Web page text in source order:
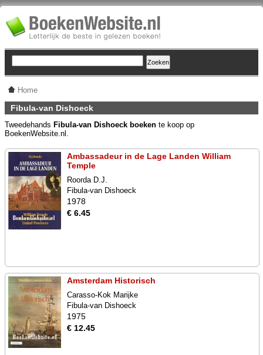
Home
Fibula-van Dishoeck
Tweedehands Fibula-van Dishoeck boeken te koop op
BoekenWebsite.nl.
Ambassadeur in de Lage Landen William
Temple
Roorda D.J.
Fibula-van Dishoeck
1978
€ 6.45
Amsterdam Historisch
Carasso-Kok Marijke
Fibula-van Dishoeck
1975
€ 12.45